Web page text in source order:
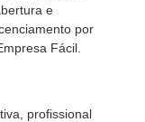
e
por
Fácil.
profissional